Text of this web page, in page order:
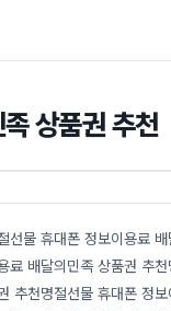
상품권 추천
물 휴대폰 정보이용료
배달의민족 상품권 추
추천명절선물 휴대폰 정